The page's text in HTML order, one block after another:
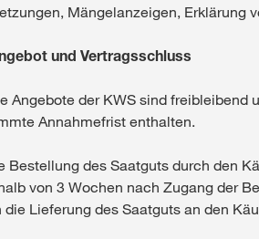
Mängelanzeigen, Erklärung
und Vertragsschluss
Angebote der KWS sind
Annahmefrist enthalten.
Bestellung des Saatguts durch den
von 3 Wochen nach Zugang der
die Lieferung des Saatguts an den